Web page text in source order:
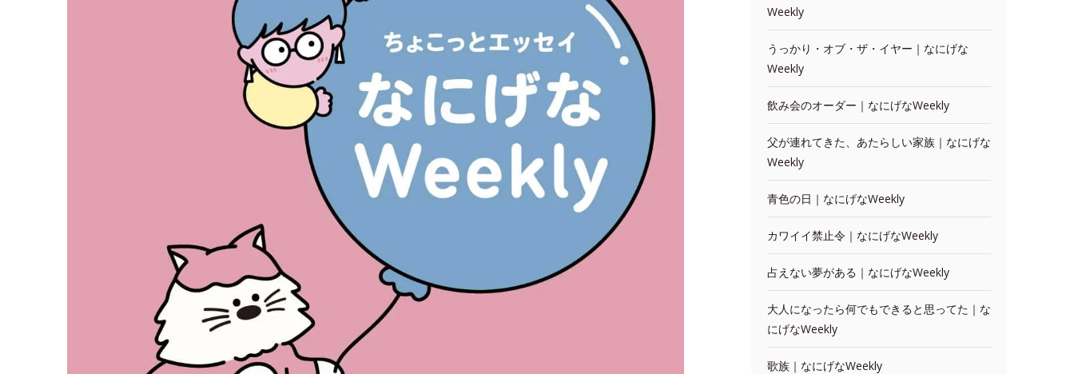
Weekly
うっかり・オブ・ザ・イヤー｜なにげな
Weekly
飲み会のオーダー｜なにげなWeekly
父が連れてきた、あたらしい家族｜なにげな
Weekly
青色の日｜なにげなWeekly
カワイイ禁止令｜なにげなWeekly
占えない夢がある｜なにげなWeekly
大人になったら何でもできると思ってた｜な
にげなWeekly
歌族｜なにげなWeekly